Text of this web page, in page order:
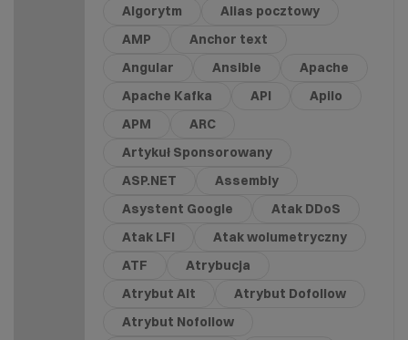
Algorytm
Alias pocztowy
AMP
Anchor text
Angular
Ansible
Apache
Apache Kafka
API
Apilo
APM
ARC
Artykuł Sponsorowany
ASP.NET
Assembly
Asystent Google
Atak DDoS
Atak LFI
Atak wolumetryczny
ATF
Atrybucja
Atrybut Alt
Atrybut Dofollow
Atrybut Nofollow